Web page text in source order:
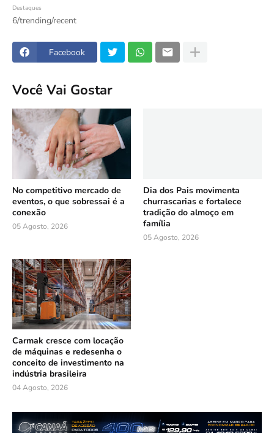
Destaques
6/trending/recent
Facebook
Você Vai Gostar
No competitivo mercado de
eventos, o que sobressai é a
conexão
05 Agosto, 2026
Dia dos Pais movimenta
churrascarias e fortalece
tradição do almoço em
família
05 Agosto, 2026
Carmak cresce com locação
de máquinas e redesenha o
conceito de investimento na
indústria brasileira
04 Agosto, 2026